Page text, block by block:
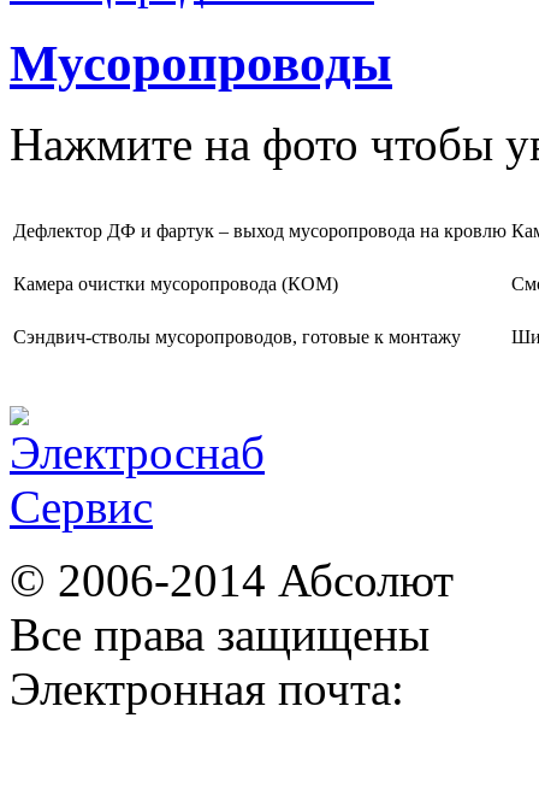
Мусоропроводы
Нажмите на фото чтобы
Дефлектор ДФ и фартук – выход мусоропровода на кровлю
Камера очистки мусоропровода (КОМ)
Сэндвич-стволы мусоропроводов, готовые к монтажу
© 2006-2014 Абсолют
Все права защищены
Электронная почта: